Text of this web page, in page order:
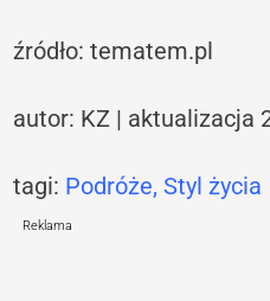
źródło: tematem.pl
autor: KZ | aktualizacja
tagi: Podróże,Styl życia
Reklama